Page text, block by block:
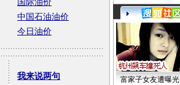
国际油价
中国石油油价
今日油价
我来说两句 富家子女友遭曝光